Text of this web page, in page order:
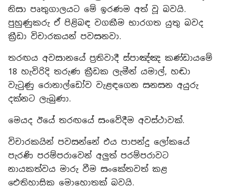
නිසා පෘතුගාලයට මේ ඉරණම අත් වූ බවයි.
පුහුණුකරු ඒ පිළිබඳ වගකීම භාරගත යුතු බවද
ක්‍රීඩා විචාරකයන් පවසනවා.
තරඟය අවසානයේ ප්‍රතිවාදී ස්පාඤ්ඤ කණ්ඩායමේ
18 හැවිරිදි තරුණ ක්‍රීඩක ලැමීන් යමාල්, හඬා
වැටුණු රොනාල්ඩෝව වැළඳගෙන සනසන අයුරු
දක්නට ලැබුණා.
මෙයද ඊයේ තරඟයේ සංවේදීම අවස්ථාවක්.
විචාරකයින් පවසන්නේ එය පාපන්දු ලෝකයේ
පැරණි පරම්පරාවෙන් අලුත් පරම්පරාවට
නායකත්වය මාරු වීම සංකේතවත් කළ
ඓතිහාසික මොහොතක් බවයි.